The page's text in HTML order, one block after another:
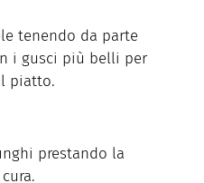
tenendo da parte
i gusci più belli per
piatto.
prestando la